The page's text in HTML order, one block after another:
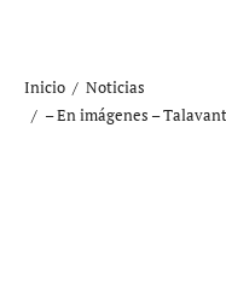
Inicio
Noticias
– En imágenes –